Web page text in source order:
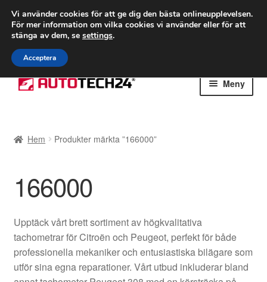
FRAKT från 75 kr
Världsomspännande frakt
Ring 766 924 713
Hoppa
till
Hoppa
till
Meny
Betalningar
Integritetspolicy
Kolla upp
Kontakt
Hem Produkter märkta ”166000”
166000
Upptäck vårt brett sortiment av högkvalitativa
tachometrar för Citroën och Peugeot, perfekt för både
professionella mekaniker och entusiastiska bilägare som
utför sina egna reparationer. Vårt utbud inkluderar bland
Vi använder cookies för att ge dig den bästa onlineupplevelsen.
För mer information om vilka cookies vi använder eller för att
stänga av dem, se settings.
Acceptera